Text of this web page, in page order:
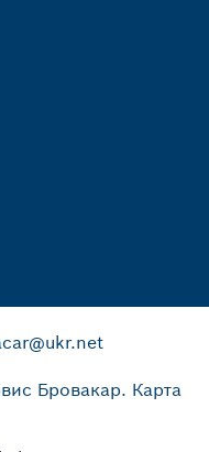
Бровакар. Карта